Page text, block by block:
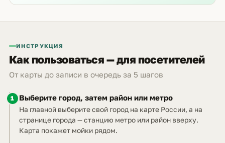
ИНСТРУКЦИЯ
Как пользоваться — для посетителей
От карты до записи в очередь за 5 шагов
1 Выберите город, затем район или метро
На главной выберите свой город на карте России, а на
странице города — станцию метро или район вверху.
Карта покажет мойки рядом.